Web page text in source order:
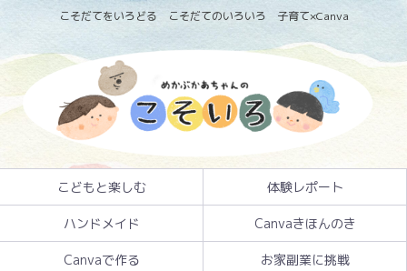
こそだてをいろどる こそだてのいろいろ 子育て×Canva
こどもと楽しむ 体験レポート
ハンドメイド Canvaきほんのき
Canvaで作る お家副業に挑戦